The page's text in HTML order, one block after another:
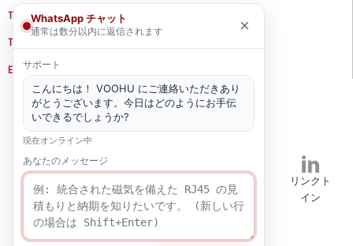
TEL
+86 133 5804 1040 (WhatsApp)
TEL
E-MAIL
ソーシャルメディア
TikTok YouTube
ワッツア
ップ
インスタグ
ラム
リンクト
イン
WhatsApp チャット
通常は数分以内に返信されます ×
サポート
こんにちは！ VOOHU にご連絡いただきあり
がとうございます。今日はどのようにお手伝
いできるでしょうか?
現在オンライン中
あなたのメッセージ